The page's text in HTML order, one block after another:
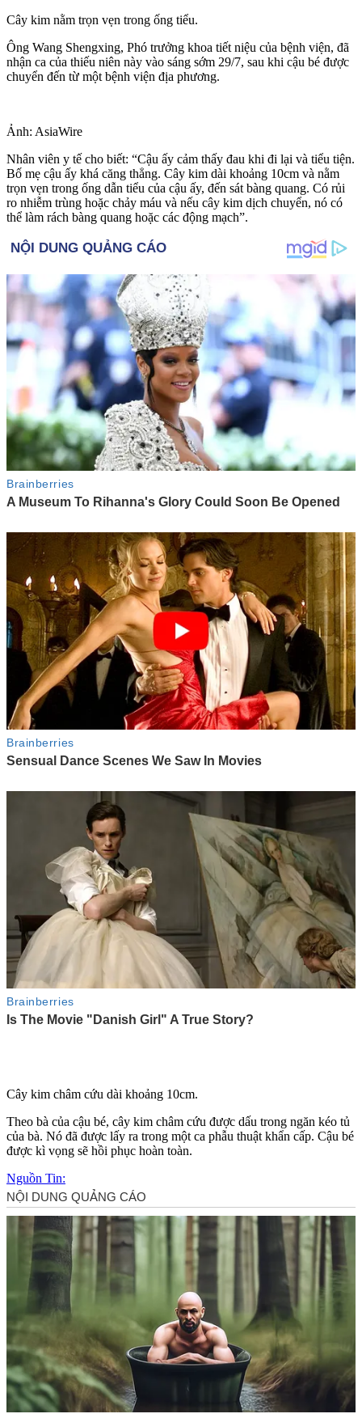
Cây kim nằm trọn vẹn trong ống tiểu.
Ông Wang Shengxing, Phó trưởng khoa tiết niệu của bệnh viện, đã
nhận ca của thiếu niên này vào sáng sớm 29/7, sau khi cậu bé được
chuyển đến từ một bệnh viện địa phương.
Ảnh: AsiaWire
Nhân viên y tế cho biết: “Cậu ấy cảm thấy đau khi đi lại và tiểu tiện.
Bố mẹ cậu ấy khá căng thẳng. Cây kim dài khoảng 10cm và nằm
trọn vẹn trong ống dẫn tiểu của cậu ấy, đến sát bàng quang. Có rủi
ro nhiễm trùng hoặc chảy máu và nếu cây kim dịch chuyển, nó có
thể làm rách bàng quang hoặc các động mạch”.
Cây kim châm cứu dài khoảng 10cm.
Theo bà của cậu bé, cây kim châm cứu được dấu trong ngăn kéo tủ
của bà. Nó đã được lấy ra trong một ca phẫu thuật khẩn cấp. Cậu bé
được kì vọng sẽ hồi phục hoàn toàn.
Nguồn Tin: